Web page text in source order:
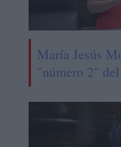
María Jesús
"número 2"